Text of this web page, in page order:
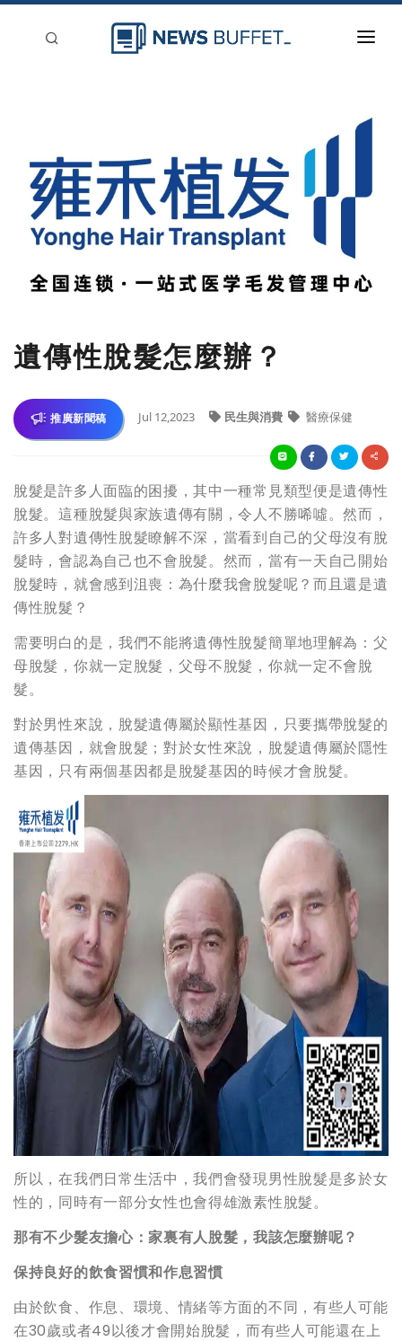
登入
刊登
遺傳性脫髮怎麼辦？
推廣新聞稿 Jul 12,2023 民生與消費 醫療保健
脫髮是許多人面臨的困擾，其中一種常見類型便是遺傳性
脫髮。這種脫髮與家族遺傳有關，令人不勝唏噓。然而，
許多人對遺傳性脫髮瞭解不深，當看到自己的父母沒有脫
髮時，會認為自己也不會脫髮。然而，當有一天自己開始
脫髮時，就會感到沮喪：為什麼我會脫髮呢？而且還是遺
傳性脫髮？
需要明白的是，我們不能將遺傳性脫髮簡單地理解為：父
母脫髮，你就一定脫髮，父母不脫髮，你就一定不會脫
髮。
對於男性來說，脫髮遺傳屬於顯性基因，只要攜帶脫髮的
遺傳基因，就會脫髮；對於女性來說，脫髮遺傳屬於隱性
基因，只有兩個基因都是脫髮基因的時候才會脫髮。
所以，在我們日常生活中，我們會發現男性脫髮是多於女
性的，同時有一部分女性也會得雄激素性脫髮。
那有不少髮友擔心：家裏有人脫髮，我該怎麼辦呢？
保持良好的飲食習慣和作息習慣
由於飲食、作息、環境、情緒等方面的不同，有些人可能
在30歲或者49以後才會開始脫髮，而有些人可能還在上